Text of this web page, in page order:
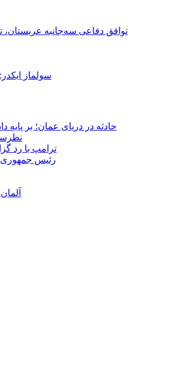
توافق دفاعی سه‌جانبه
سولماز
حادثه در دریای عمان؛ بر
ترامپ با رد
رئیس‌ جمهوری